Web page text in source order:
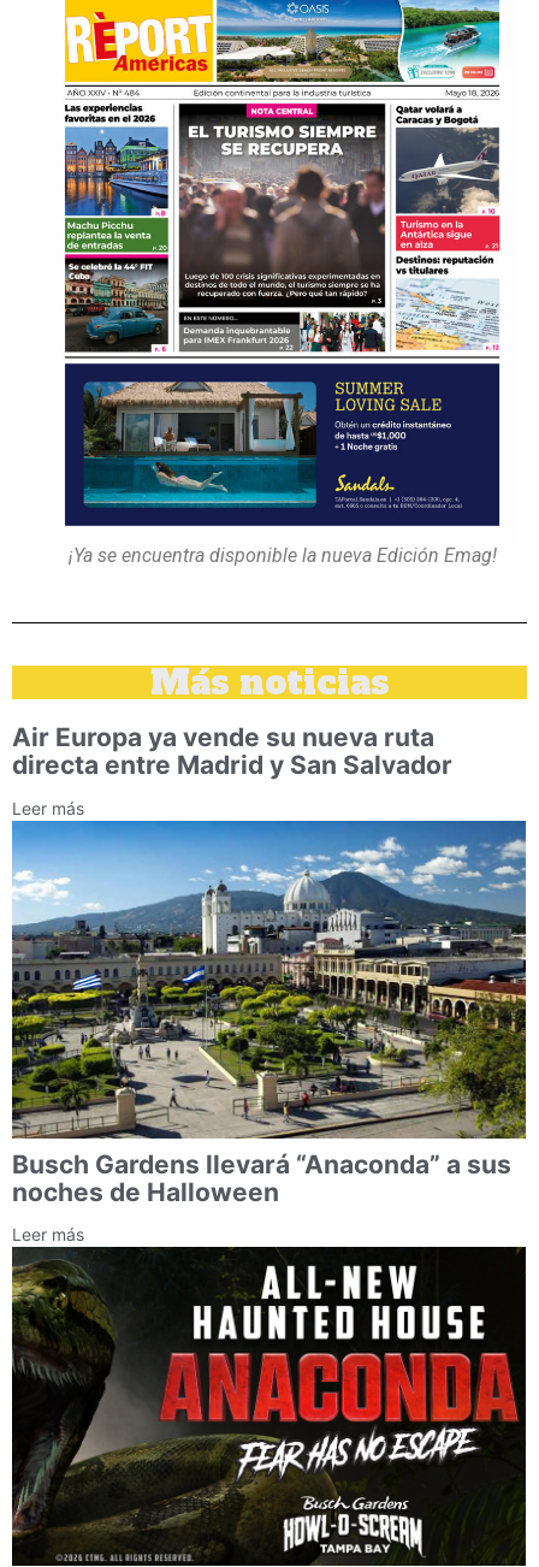
¡Ya se encuentra disponible la nueva Edición Emag!
Más noticias
Air Europa ya vende su nueva ruta
directa entre Madrid y San Salvador
Leer más
Busch Gardens llevará “Anaconda” a sus
noches de Halloween
Leer más